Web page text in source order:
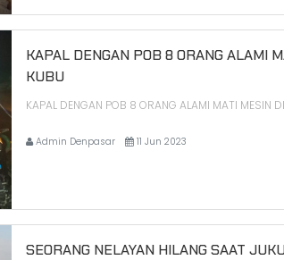
KAPAL DENGAN POB 8 ORANG ALAMI
KUBU
KAPAL DENGAN POB 8 ORANG ALAMI MATI MESIN
Admin Denpasar 11 Jun 2023
SEORANG NELAYAN HILANG SAAT